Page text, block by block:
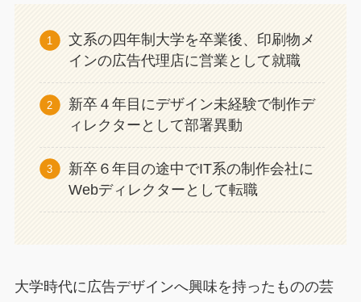
文系の四年制大学を卒業後、印刷物メ
インの広告代理店に営業として就職
新卒４年目にデザイン未経験で制作デ
ィレクターとして部署異動
新卒６年目の途中でIT系の制作会社に
Webディレクターとして転職
大学時代に広告デザインへ興味を持ったものの芸